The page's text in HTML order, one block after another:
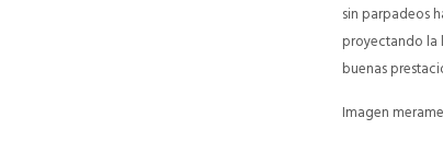
sin parpadeos
proyectando la
buenas
Imagen